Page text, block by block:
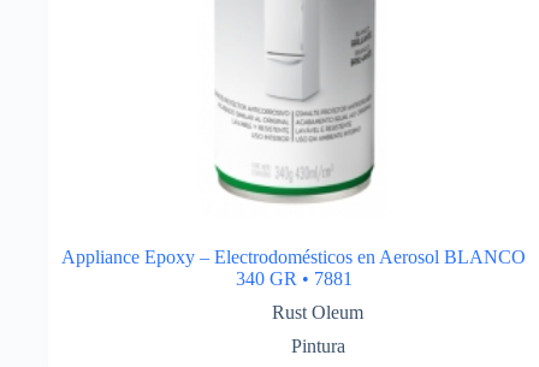
Appliance Epoxy – Electrodomésticos en Aerosol BLANCO
340 GR • 7881
Rust Oleum
Pintura